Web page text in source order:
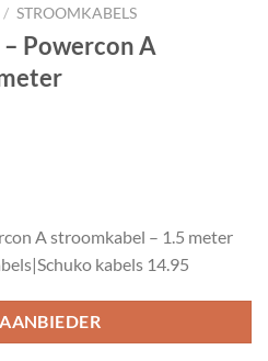
/ STROOMKABELS
Powercon A
A stroomkabel – 1.5 meter
kabels 14.95